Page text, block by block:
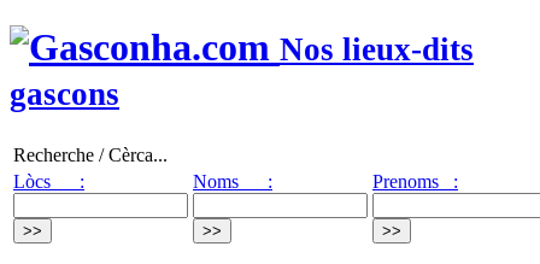
Nos lieux-dits
gascons
Recherche / Cèrca...
Lòcs :
Noms : Prenoms :